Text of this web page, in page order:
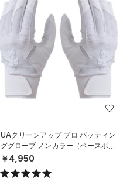
UAクリーンアップ プロ バッティン
ググローブ ノンカラー（ベースボー
ル/MEN）
￥4,950